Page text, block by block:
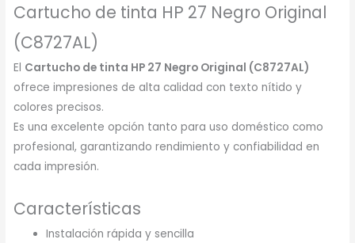
Cartucho de tinta HP 27 Negro Original
(C8727AL)
El Cartucho de tinta HP 27 Negro Original (C8727AL)
ofrece impresiones de alta calidad con texto nítido y
colores precisos.
Es una excelente opción tanto para uso doméstico como
profesional, garantizando rendimiento y confiabilidad en
cada impresión.
Características
Instalación rápida y sencilla